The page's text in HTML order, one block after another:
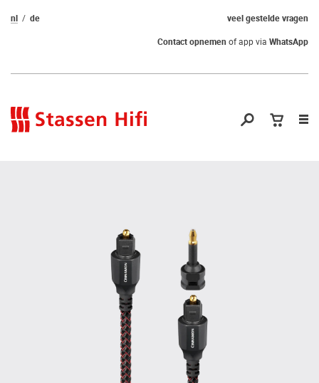
veel gestelde vragen
nl
de
Contact opnemenof app via WhatsApp